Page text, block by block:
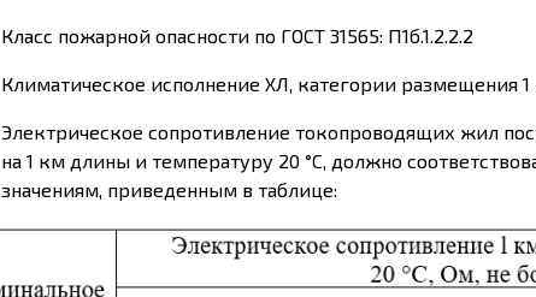
Класс пожарной опасности по ГОСТ 31565: П1б.1.2.2.2
Климатическое исполнение ХЛ, категории размещения 1
Электрическое сопротивление токопроводящих жил
на 1 км длины и температуру 20 °С, должно
значениям, приведенным в таблице: